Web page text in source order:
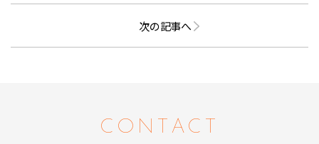
次の記事へ
CONTACT